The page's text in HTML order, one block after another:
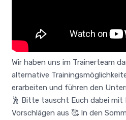
Wir haben uns im Trainerteam
alternative
erarbeiten und führen den
🕺 Bitte tauscht Euch dabei mit
Vorschlägen aus 🥰 In den